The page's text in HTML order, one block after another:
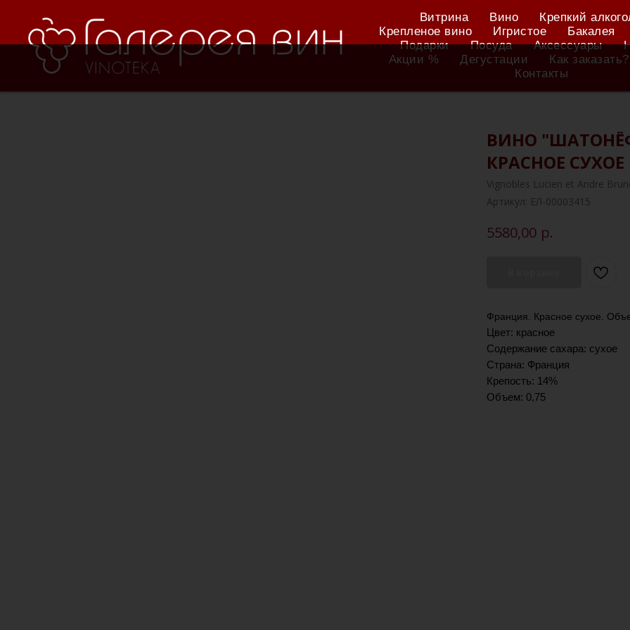
Витрина Вино
Крепкий
Крепленое вино
Игристое Бакалея
Подарки
Посуда Аксессуары
Акции %
Дегустации Как заказать?
Контакты
ВИНО
КРАСНОЕ СУХОЕ
Vignobles Lucien et Andre
Артикул: ЕЛ-00003415
5580,00 р.
Франция. Красное сухое.
Цвет: красное
Содержание сахара: сухое
Страна: Франция
Крепость: 14%
Объем: 0,75